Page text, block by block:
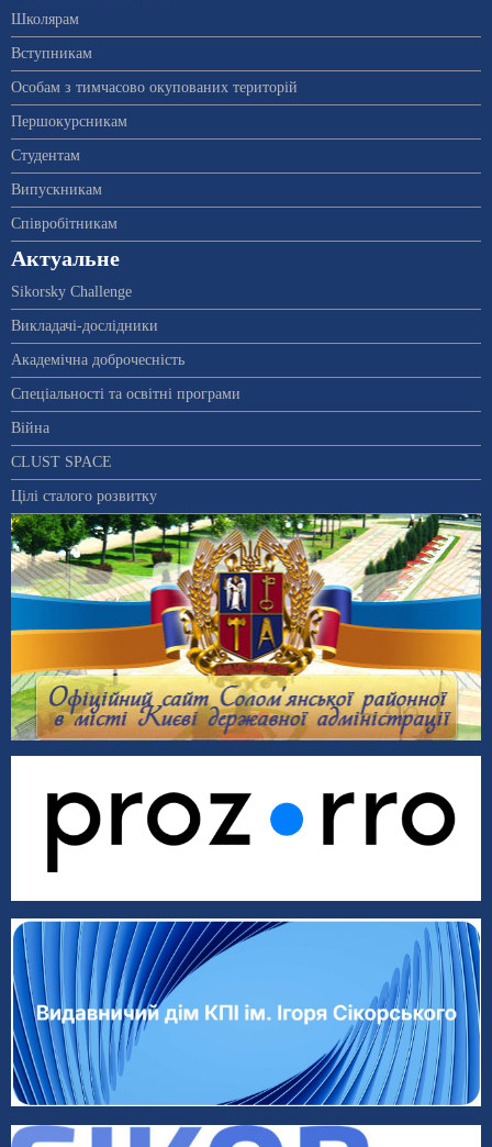
Школярам
Вступникам
Особам з тимчасово окупованих територій
Першокурсникам
Студентам
Випускникам
Співробітникам
Актуальне
Sikorsky Challenge
Викладачі-дослідники
Академічна доброчесність
Спеціальності та освітні програми
Війна
CLUST SPACE
Цілі сталого розвитку